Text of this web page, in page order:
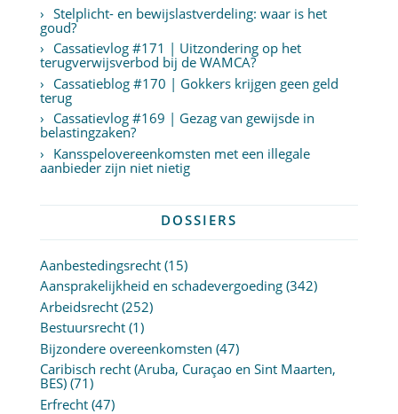
Stelplicht- en bewijslastverdeling: waar is het
goud?
Cassatievlog #171 | Uitzondering op het
terugverwijsverbod bij de WAMCA?
Cassatieblog #170 | Gokkers krijgen geen geld
terug
Cassatievlog #169 | Gezag van gewijsde in
belastingzaken?
Kansspelovereenkomsten met een illegale
aanbieder zijn niet nietig
DOSSIERS
Aanbestedingsrecht(15)
Aansprakelijkheid en schadevergoeding(342)
Arbeidsrecht(252)
Bestuursrecht(1)
Bijzondere overeenkomsten (47)
Caribisch recht (Aruba, Curaçao en Sint Maarten,
BES)(71)
Erfrecht(47)